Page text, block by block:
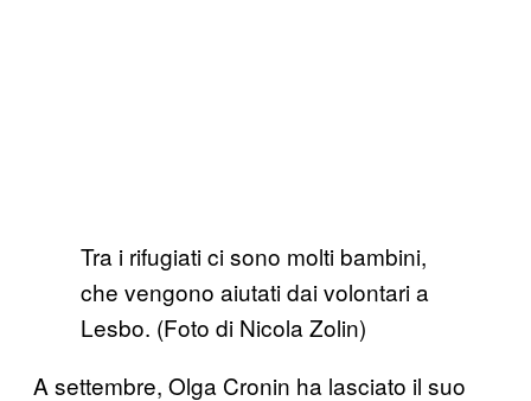
Tra i rifugiati ci sono molti bambini,
che vengono aiutati dai volontari a
Lesbo. (Foto di Nicola Zolin)
A settembre, Olga Cronin ha lasciato il suo